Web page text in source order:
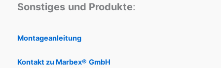
Sonstiges und Produkte:
Montageanleitung
Kontakt zu Marbex® GmbH